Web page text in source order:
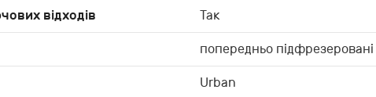
відходів Так
попередньо
Urban